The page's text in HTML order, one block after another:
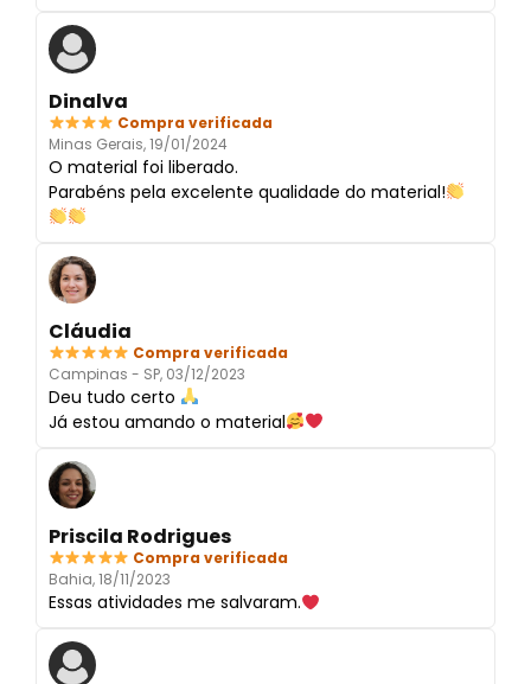
Dinalva
Compra verificada
Minas Gerais, 19/01/2024
O material foi liberado.
Parabéns pela excelente qualidade do material!
Cláudia
Compra verificada
Campinas - SP, 03/12/2023
Deu tudo certo
Já estou amando o material
Priscila Rodrigues
Compra verificada
Bahia, 18/11/2023
Essas atividades me salvaram.